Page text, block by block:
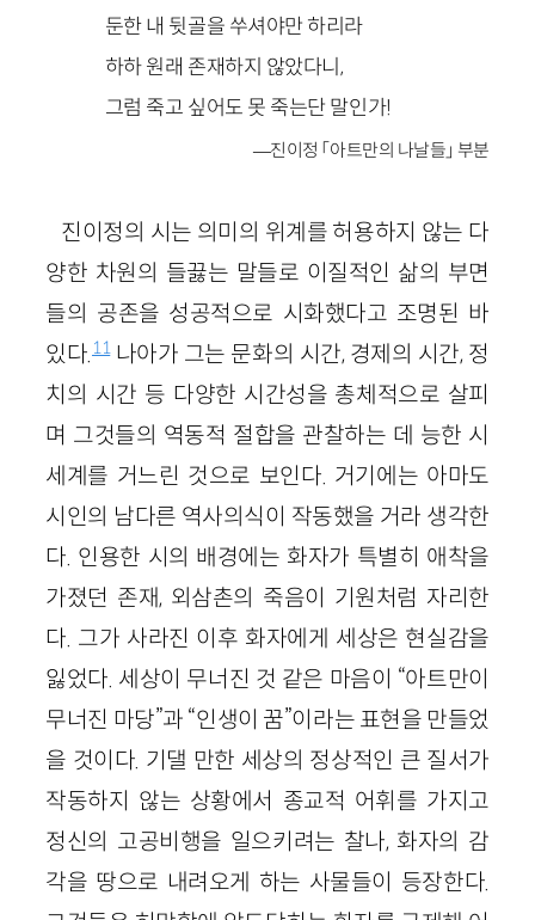
둔한 내 뒷골을 쑤셔야만 하리라
하하 원래 존재하지 않았다니,
그럼 죽고 싶어도 못 죽는단 말인가!
—진이정 「아트만의 나날들」 부분
진이정의 시는 의미의 위계를 허용하지 않는 다
양한 차원의 들끓는 말들로 이질적인 삶의 부면
들의 공존을 성공적으로 시화했다고 조명된 바
있다.11나아가 그는 문화의 시간, 경제의 시간, 정
치의 시간 등 다양한 시간성을 총체적으로 살피
며 그것들의 역동적 절합을 관찰하는 데 능한 시
세계를 거느린 것으로 보인다. 거기에는 아마도
시인의 남다른 역사의식이 작동했을 거라 생각한
다. 인용한 시의 배경에는 화자가 특별히 애착을
가졌던 존재, 외삼촌의 죽음이 기원처럼 자리한
다. 그가 사라진 이후 화자에게 세상은 현실감을
잃었다. 세상이 무너진 것 같은 마음이 “아트만이
무너진 마당”과 “인생이 꿈”이라는 표현을 만들었
을 것이다. 기댈 만한 세상의 정상적인 큰 질서가
작동하지 않는 상황에서 종교적 어휘를 가지고
정신의 고공비행을 일으키려는 찰나, 화자의 감
각을 땅으로 내려오게 하는 사물들이 등장한다.